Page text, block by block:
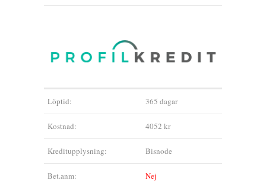
Löptid: 365 dagar
Kostnad: 4052 kr
Kreditupplysning: Bisnode
Bet.anm: Nej